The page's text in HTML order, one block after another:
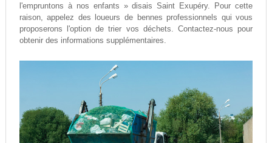
l'empruntons à nos enfants » disais Saint Exupéry. Pour cette
raison, appelez des loueurs de bennes professionnels qui vous
proposerons l'option de trier vos déchets. Contactez-nous pour
obtenir des informations supplémentaires.